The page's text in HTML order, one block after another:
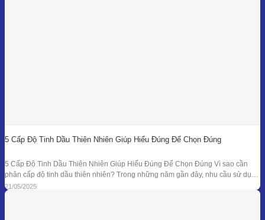
5 Cấp Độ Tinh Dầu Thiên Nhiên Giúp Hiểu Đúng Để Chọn Đúng
5 Cấp Độ Tinh Dầu Thiên Nhiên Giúp Hiểu Đúng Để Chọn Đúng Vì sao cần
phân cấp độ tinh dầu thiên nhiên? Trong những năm gần đây, nhu cầu sử dụng
tinh dầu thiên nhiên ngày càng gia tăng trong các lĩnh vực như chăm sóc sức
khỏe, mỹ phẩm, liệu pháp hương thơm,
21/05/2025